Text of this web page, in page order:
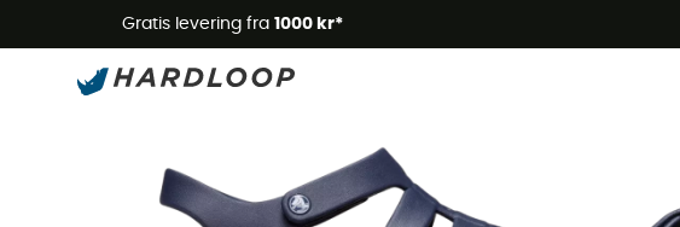
Gratis levering fra 1000 kr*